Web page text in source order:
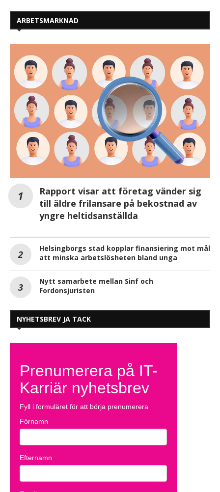
ARBETSMARKNAD
Rapport visar att företag vänder sig
till äldre frilansare på bekostnad av
yngre heltidsanställda
Helsingborgs stad kopplar finansiering mot mål
att minska arbetslösheten bland unga
Nytt samarbete mellan Sinf och
Fordonsjuristen
NYHETSBREV JA TACK